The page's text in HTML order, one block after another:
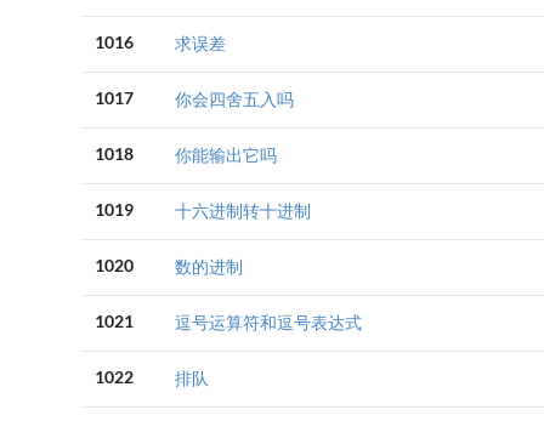
1016 求误差
1017 你会四舍五入吗
1018 你能输出它吗
1019 十六进制转十进制
1020 数的进制
1021 逗号运算符和逗号表达式
1022 排队